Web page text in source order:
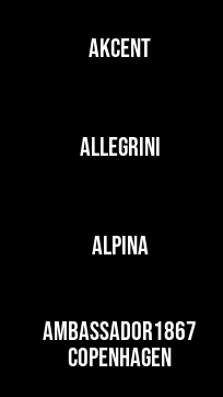
AKCENT
ALLEGRINI
ALPINA
AMBASSADOR1867
COPENHAGEN